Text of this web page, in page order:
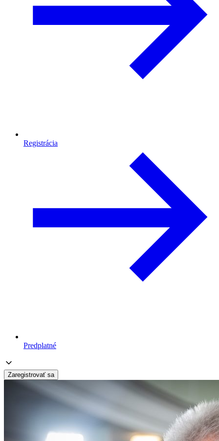
Registrácia
Predplatné
Zaregistrovať sa